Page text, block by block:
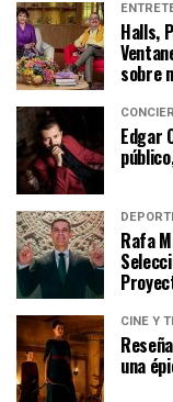
Halls,
sobre
Edgar
Rafa
CINE Y
una